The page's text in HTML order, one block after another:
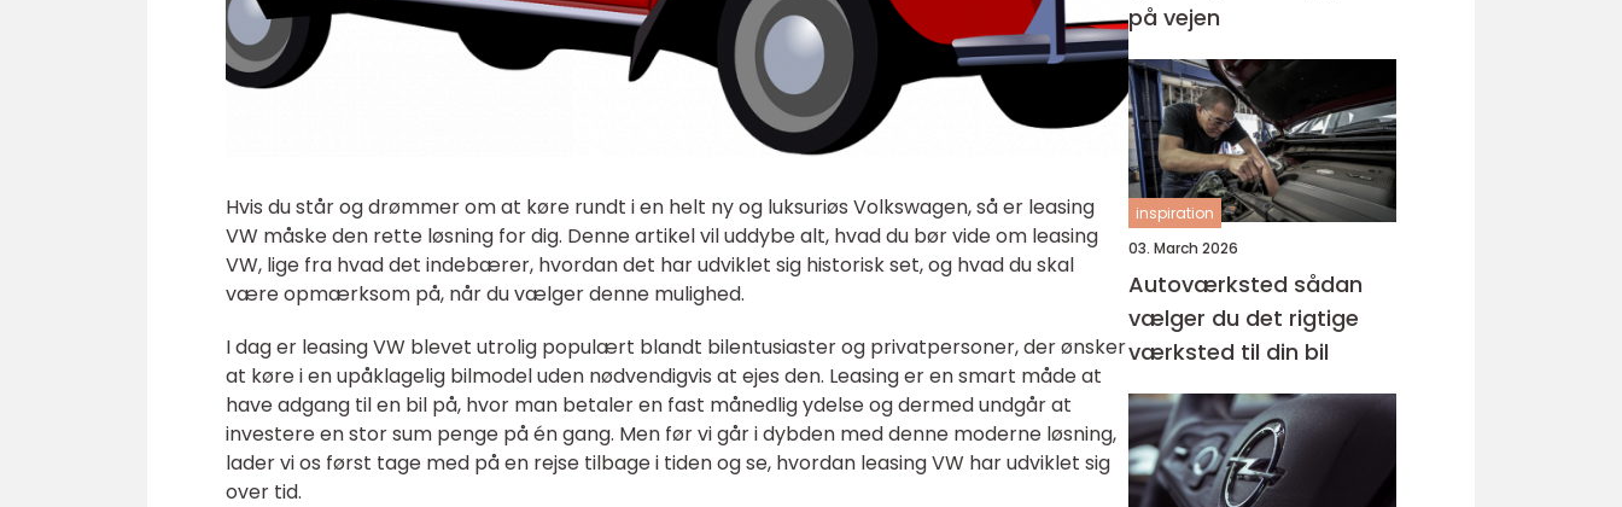
Hvis du står og drømmer om at køre rundt i en helt ny og luksuriøs Volkswagen, så er leasing
VW måske den rette løsning for dig. Denne artikel vil uddybe alt, hvad du bør vide om leasing
VW, lige fra hvad det indebærer, hvordan det har udviklet sig historisk set, og hvad du skal
være opmærksom på, når du vælger denne mulighed.
I dag er leasing VW blevet utrolig populært blandt bilentusiaster og privatpersoner, der ønsker
at køre i en upåklagelig bilmodel uden nødvendigvis at ejes den. Leasing er en smart måde at
have adgang til en bil på, hvor man betaler en fast månedlig ydelse og dermed undgår at
investere en stor sum penge på én gang. Men før vi går i dybden med denne moderne løsning,
lader vi os først tage med på en rejse tilbage i tiden og se, hvordan leasing VW har udviklet sig
over tid.
på vejen
inspiration
03. March 2026
Autoværksted sådan
vælger du det rigtige
værksted til din bil